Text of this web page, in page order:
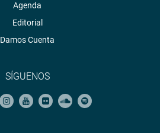
Agenda
Editorial
Damos Cuenta
SÍGUENOS